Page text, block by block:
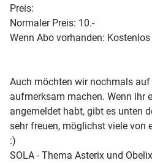
Preis:
Normaler Preis: 10.-
Wenn Abo vorhanden: Kostenlos
Auch möchten wir nochmals
aufmerksam machen. Wenn ihr
angemeldet habt, gibt es unten
sehr freuen, möglichst viele von
:)
SOLA - Thema Asterix und Obelix